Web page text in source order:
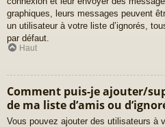
graphiques, leurs messages peuvent
un utilisateur à votre liste d’ignorés,
par défaut.
Haut
Comment puis-je ajouter/
de ma liste d’amis ou
Vous pouvez ajouter des utilisateurs à